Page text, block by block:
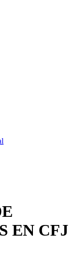
EN CFJ